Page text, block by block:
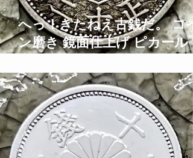
へっ！きたねえ古銭だ。 コイ
ン磨き 鏡面仕上げ ピカール
Restoration Time Lapse